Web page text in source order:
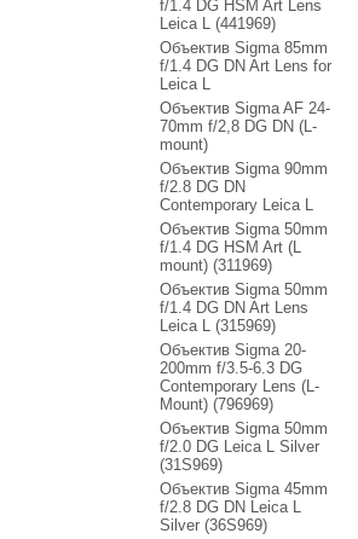
f/1.4 DG HSM Art Lens
Leica L (441969)
Объектив Sigma 85mm
f/1.4 DG DN Art Lens for
Leica L
Объектив Sigma AF 24-
70mm f/2,8 DG DN (L-
mount)
Объектив Sigma 90mm
f/2.8 DG DN
Contemporary Leica L
Объектив Sigma 50mm
f/1.4 DG HSM Art (L
mount) (311969)
Объектив Sigma 50mm
f/1.4 DG DN Art Lens
Leica L (315969)
Объектив Sigma 20-
200mm f/3.5-6.3 DG
Contemporary Lens (L-
Mount) (796969)
Объектив Sigma 50mm
f/2.0 DG Leica L Silver
(31S969)
Объектив Sigma 45mm
f/2.8 DG DN Leica L
Silver (36S969)